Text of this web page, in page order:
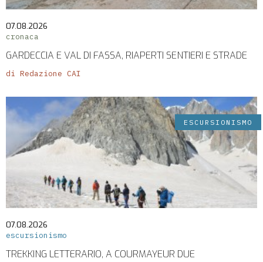
07.08.2026
cronaca
GARDECCIA E VAL DI FASSA, RIAPERTI SENTIERI E STRADE
di Redazione CAI
ESCURSIONISMO
07.08.2026
escursionismo
TREKKING LETTERARIO, A COURMAYEUR DUE